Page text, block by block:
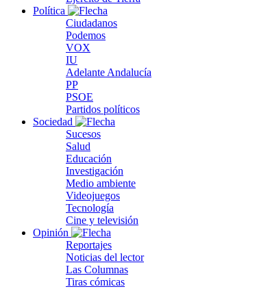
Política
Ciudadanos
Podemos
VOX
IU
Adelante Andalucía
PP
PSOE
Partidos políticos
Sociedad
Sucesos
Salud
Educación
Investigación
Medio ambiente
Videojuegos
Tecnología
Cine y televisión
Opinión
Reportajes
Noticias del lector
Las Columnas
Tiras cómicas